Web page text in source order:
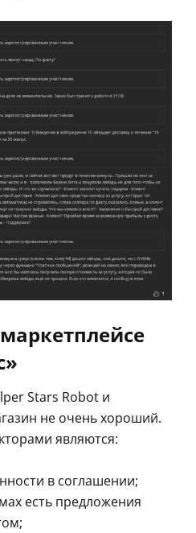
Stars Robot и
не очень хороший.
являются:
в соглашении;
есть предложения